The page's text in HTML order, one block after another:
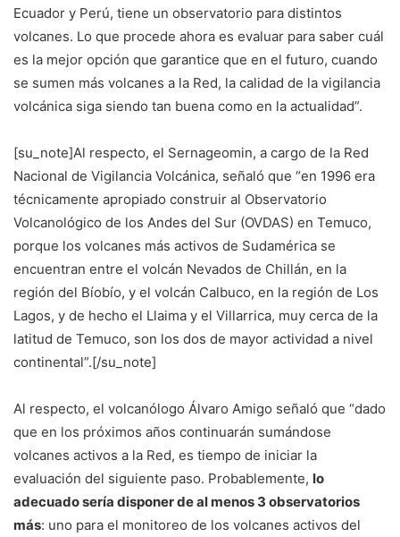
Ecuador y Perú, tiene un observatorio para distintos
volcanes. Lo que procede ahora es evaluar para saber cuál
es la mejor opción que garantice que en el futuro, cuando
se sumen más volcanes a la Red, la calidad de la vigilancia
volcánica siga siendo tan buena como en la actualidad”.
[su_note]Al respecto, el Sernageomin, a cargo de la Red
Nacional de Vigilancia Volcánica, señaló que “en 1996 era
técnicamente apropiado construir al Observatorio
Volcanológico de los Andes del Sur (OVDAS) en Temuco,
porque los volcanes más activos de Sudamérica se
encuentran entre el volcán Nevados de Chillán, en la
región del Bíobío, y el volcán Calbuco, en la región de Los
Lagos, y de hecho el Llaima y el Villarrica, muy cerca de la
latitud de Temuco, son los dos de mayor actividad a nivel
continental”.[/su_note]
Al respecto, el volcanólogo Álvaro Amigo señaló que “dado
que en los próximos años continuarán sumándose
volcanes activos a la Red, es tiempo de iniciar la
evaluación del siguiente paso. Probablemente, lo
adecuado sería disponer de al menos 3 observatorios
más: uno para el monitoreo de los volcanes activos del